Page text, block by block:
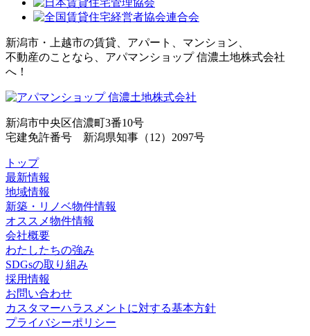
新潟市・上越市の賃貸、アパート、マンション、
不動産のことなら、アパマンショップ 信濃土地株式会社
へ！
新潟市中央区信濃町3番10号
宅建免許番号 新潟県知事（12）2097号
トップ
最新情報
地域情報
新築・リノベ物件情報
オススメ物件情報
会社概要
わたしたちの強み
SDGsの取り組み
採用情報
お問い合わせ
カスタマーハラスメントに対する基本方針
プライバシーポリシー